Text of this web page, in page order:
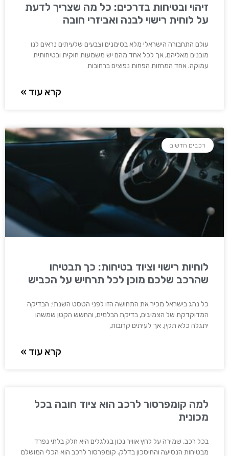
זיהוי ובטיחות בדרכים: כל מה שצריך לדעת
על לוחית רישוי לבנה ואביזרי חובה
עולם התחבורה הישראלי מלא בסימנים וצבעים שלעיתים נראים לנו
מובנים מאליהם, אך לכל אחד מהם יש משמעות חוקית ובטיחותית
עמוקה. אחד המחזות הפחות נפוצים ברחובות
קרא עוד »
רכבים חדשים
לוחיות רישוי וציוד בטיחות: כך תבטיחו
שהרכב שלכם מוכן לכל תרחיש על הכביש
כל נהג בישראל מכיר את התחושה הזו לפני הטסט השנתי: הבדיקה
המדוקדקת של הצמיגים, בדיקת הבלמים, והחשש הקטן שמשהו
יתגלה כלא תקין. אך לעיתים קרובות,
קרא עוד »
למה קומפרסור לרכב הוא ציוד חובה בכל
מכונית
בכל רכב, שמירה על לחץ אוויר נכון בגלגלים היא חלק בלתי נפרד
מבטיחות הנסיעה והחיסכון בדלק. קומפרסור לרכב הוא הכלי המושלם